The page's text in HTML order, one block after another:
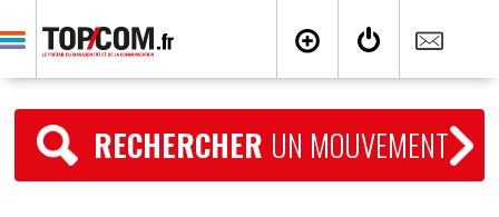
RECHERCHER UN MOUVEMENT